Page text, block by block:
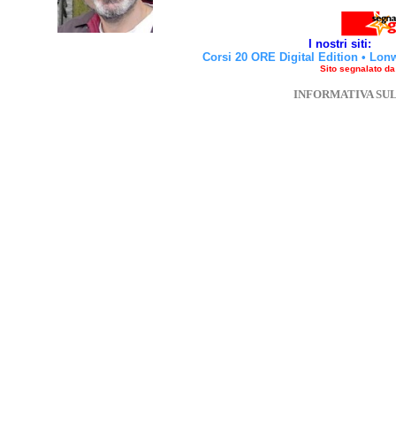
I nostri siti:
Corsi 20 ORE Digital Edition •
Sito segnalato
INFORMATIVA